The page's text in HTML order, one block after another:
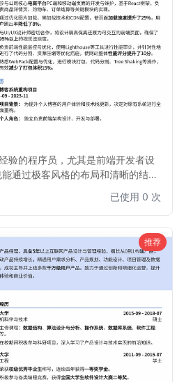
验的程序员，尤其是前端开发者设
通过极客风格的布局和清晰的结
球，提升面试机会。
已使用 0 次
推荐